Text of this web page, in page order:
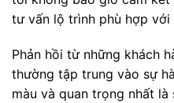
tư vấn lộ trình phù hợp với
Phản hồi từ những khách
thường tập trung vào sự
màu và quan trọng nhất